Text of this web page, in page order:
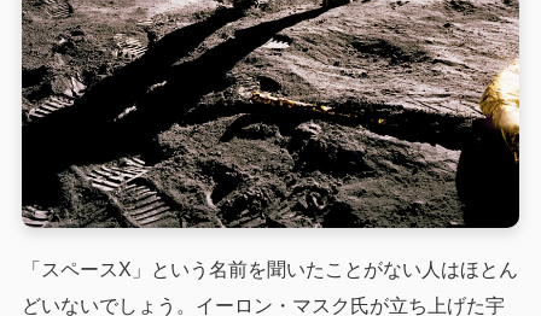
「スペースX」という名前を聞いたことがない人はほとん
どいないでしょう。イーロン・マスク氏が立ち上げた宇